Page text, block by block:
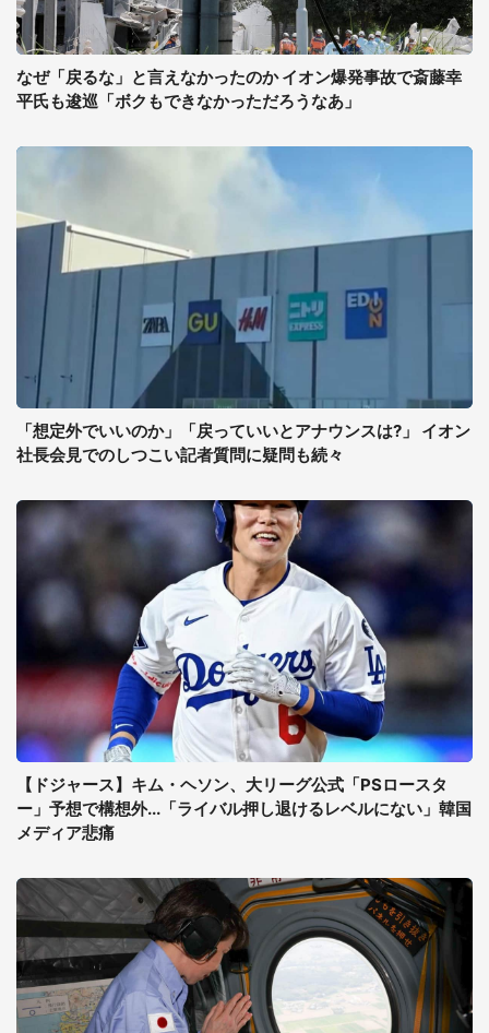
なぜ「戻るな」と言えなかったのか イオン爆発事故で斎藤幸
平氏も逡巡「ボクもできなかっただろうなあ」
「想定外でいいのか」「戻っていいとアナウンスは?」 イオン
社長会見でのしつこい記者質問に疑問も続々
【ドジャース】キム・ヘソン、大リーグ公式「PSロースタ
ー」予想で構想外...「ライバル押し退けるレベルにない」韓国
メディア悲痛